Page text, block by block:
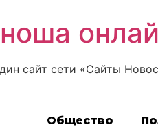
сайт сети «Сайты
Общество